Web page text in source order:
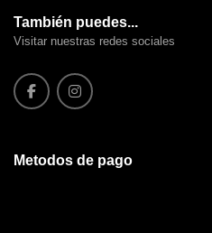
También puedes...
Visitar nuestras redes sociales
Metodos de pago